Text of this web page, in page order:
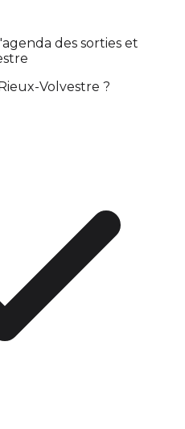
des sorties et
Volvestre ?